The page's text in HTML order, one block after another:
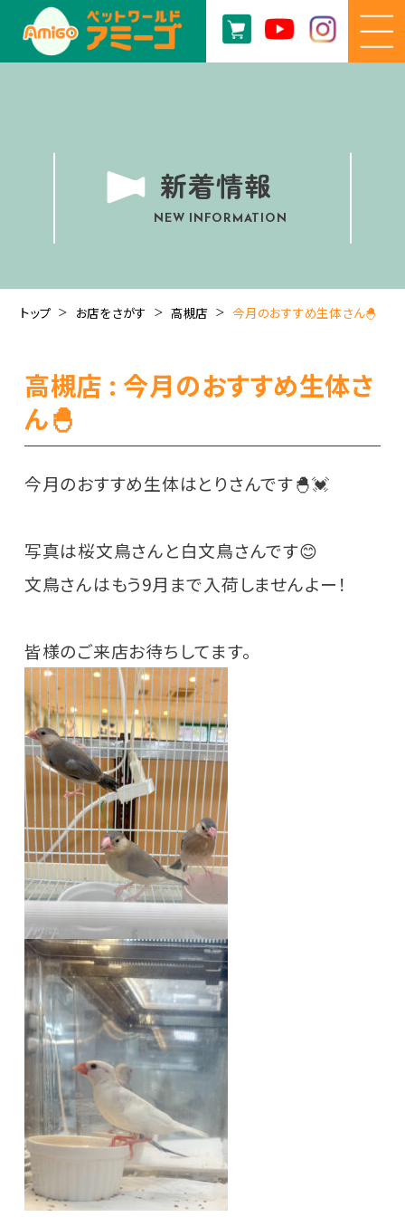
新着情報
NEW INFORMATION
トップ お店をさがす 高槻店 今月のおすすめ生体さん🐣
高槻店 : 今月のおすすめ生体さ
ん🐣
今月のおすすめ生体はとりさんです🐣💓
写真は桜文鳥さんと白文鳥さんです😊
文鳥さんはもう9月まで入荷しませんよー！
皆様のご来店お待ちしてます。